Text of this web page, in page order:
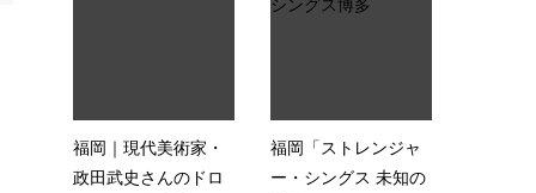
福岡｜現代美術家・
政田武史さんのドロ
福岡「ストレンジャ
ー・シングス 未知の